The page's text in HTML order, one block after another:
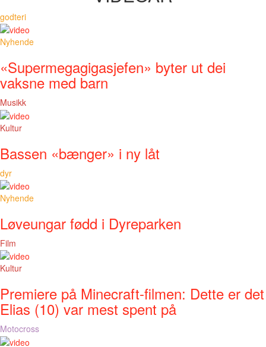
godteri
Nyhende
«Supermegagigasjefen» byter ut dei
vaksne med barn
Musikk
Kultur
Bassen «bænger» i ny låt
dyr
Nyhende
Løveungar fødd i Dyreparken
Film
Kultur
Premiere på Minecraft-filmen: Dette er det
Elias (10) var mest spent på
Motocross